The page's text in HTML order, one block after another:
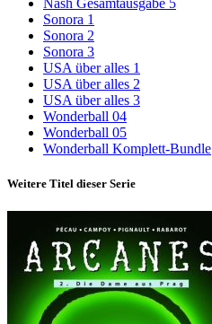
Nash Gesamtausgabe 5
Sonora 1
Sonora 2
Sonora 3
USA über alles 1
USA über alles 2
USA über alles 3
Wonderball 04
Wonderball 05
Wonderball Komplett-Bundle
Weitere Titel dieser Serie